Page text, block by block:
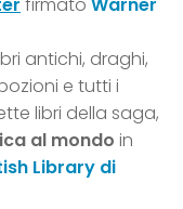
firmato Warner
antichi, draghi,
e tutti i
libri della saga,
al mondo in
Library di